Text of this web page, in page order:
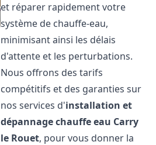
et réparer rapidement votre
système de chauffe-eau,
minimisant ainsi les délais
d'attente et les perturbations.
Nous offrons des tarifs
compétitifs et des garanties sur
nos services d'installation et
dépannage chauffe eau Carry
le Rouet, pour vous donner la